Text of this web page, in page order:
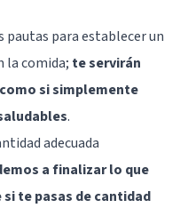
pautas para establecer un
la comida; te servirán
si simplemente
.
adecuada
a finalizar lo que
te pasas de cantidad